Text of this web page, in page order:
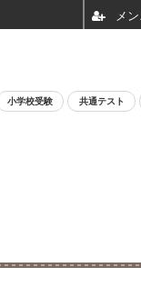
小学校受験 共通テスト